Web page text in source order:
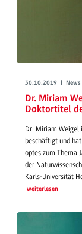
30.10.2019 | News
Dr. Miriam
Doktortitel
Dr. Miriam Weigel
beschäftigt und
optes zum Thema
der
Karls-Universität
weiterlesen